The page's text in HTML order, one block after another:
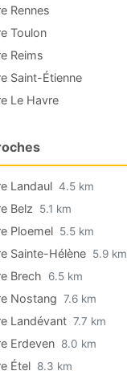
Rennes
Toulon
Reims
Saint-Étienne
Le Havre
Landaul 4.5 km
Belz 5.1 km
Ploemel 5.5 km
Sainte-Hélène 5.9 km
Brech 6.5 km
Nostang 7.6 km
Landévant 7.7 km
Erdeven 8.0 km
Étel 8.3 km